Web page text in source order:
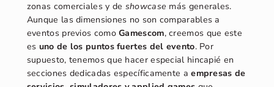
zonas comerciales y de showcase más generales.
Aunque las dimensiones no son comparables a
eventos previos comoGamescom, creemos que este
es uno de los puntos fuertes del evento. Por
supuesto, tenemos que hacer especial hincapié en
secciones dedicadas específicamente aempresas de